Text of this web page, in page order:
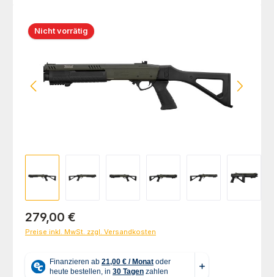
Bildergalerie überspringen
Nicht vorrätig
Regulärer Preis:
279,00 €
Preise inkl. MwSt. zzgl. Versandkosten